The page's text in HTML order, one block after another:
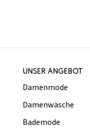
UNSER ANGEBOT
Damenmode
Damenwäsche
Bademode